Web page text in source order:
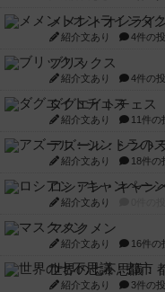
メメントオンライ
紹介文あり 4件の
ブリックス
紹介文あり 4件の
ダグエイトチェス
紹介文あり 11件の
アズール：シント
紹介文あり 18件の
ロシアン・キャン
紹介文あり
マスクメン
紹介文あり 16件の
世界の七不思議：
紹介文あり 3件の